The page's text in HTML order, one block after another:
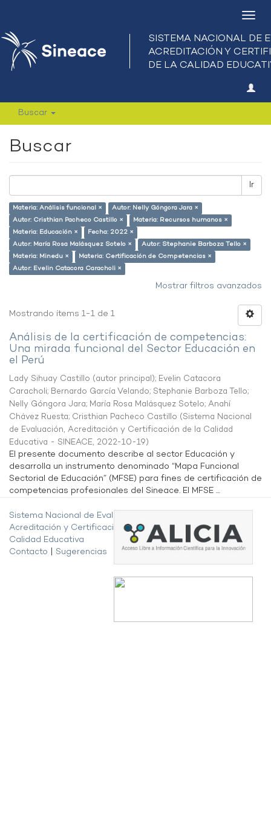
Buscar
Buscar
Ir
Materia: Análisis funcional ×
Autor: Nelly Góngora Jara ×
Autor: Cristhian Pacheco Castillo ×
Materia: Recursos humanos ×
Materia: Educación ×
Fecha: 2022 ×
Autor: María Rosa Malásquez Sotelo ×
Autor: Stephanie Barboza Tello ×
Materia: Minedu ×
Materia: Certificación de Competencias ×
Autor: Evelin Catacora Caracholi ×
Mostrar filtros avanzados
Mostrando ítems 1-1 de 1
Análisis de la certificación de competencias:
Una mirada funcional del Sector Educación en
el Perú
Lady Sihuay Castillo (autor principal); Evelin Catacora
Caracholi; Bernardo García Velando; Stephanie Barboza Tello;
Nelly Góngora Jara; María Rosa Malásquez Sotelo; Anahí
Chávez Ruesta; Cristhian Pacheco Castillo (Sistema Nacional
de Evaluación, Acreditación y Certificación de la Calidad
Educativa - SINEACE, 2022-10-19)
El presente documento describe al sector Educación y
desarrolla un instrumento denominado “Mapa Funcional
Sectorial de Educación” (MFSE) para fines de certificación de
competencias profesionales del Sineace. El MFSE ...
Sistema Nacional de Evaluación,
Acreditación y Certificación de la
Calidad Educativa
Contacto
Sugerencias